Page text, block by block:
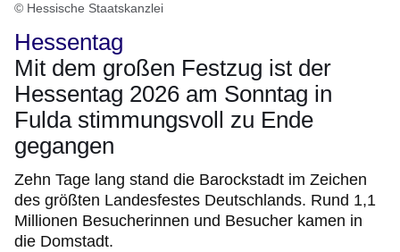
© Hessische Staatskanzlei
Hessentag
Mit dem großen Festzug ist der
Hessentag 2026 am Sonntag in
Fulda stimmungsvoll zu Ende
gegangen
Zehn Tage lang stand die Barockstadt im Zeichen
des größten Landesfestes Deutschlands. Rund 1,1
Millionen Besucherinnen und Besucher kamen in
die Domstadt.